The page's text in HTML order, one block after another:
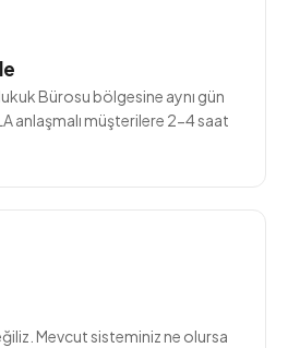
Bürosu bölgesine aynı gün
anlaşmalı müşterilere 2-4 saat
Mevcut sisteminiz ne olursa